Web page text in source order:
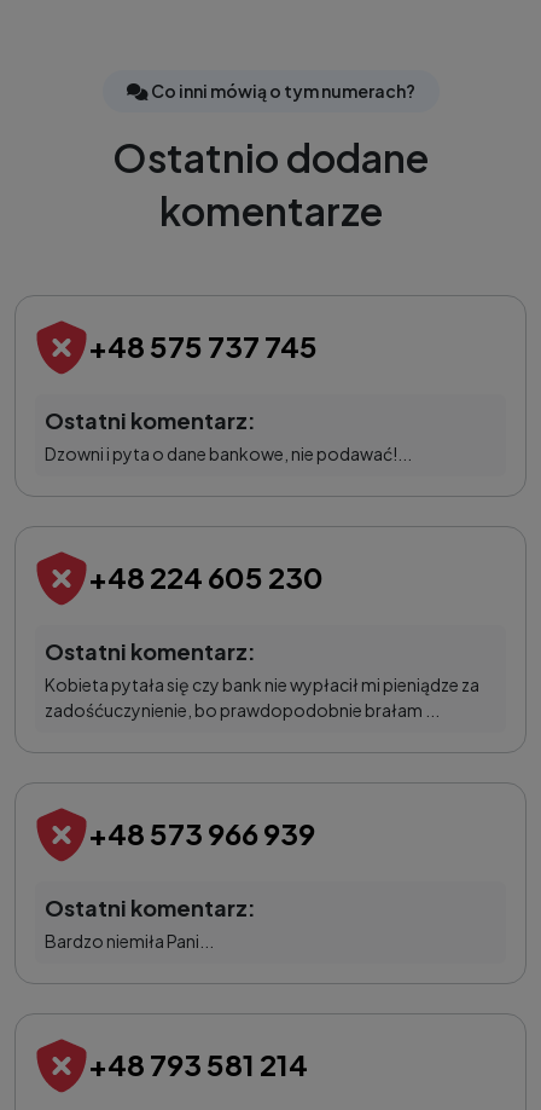
Co inni mówią o tym numerach?
Ostatnio dodane
komentarze
+48 575 737 745
Ostatni komentarz:
Dzowni i pyta o dane bankowe, nie podawać!...
+48 224 605 230
Ostatni komentarz:
Kobieta pytała się czy bank nie wypłacił mi pieniądze za
zadośćuczynienie, bo prawdopodobnie brałam ...
+48 573 966 939
Ostatni komentarz:
Bardzo niemiła Pani...
+48 793 581 214